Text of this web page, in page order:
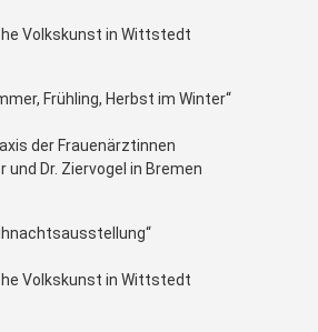
Volkskunst in Wittstedt
Frühling, Herbst im Winter“
der Frauenärztinnen
und Dr. Ziervogel in Bremen
Volkskunst in Wittstedt